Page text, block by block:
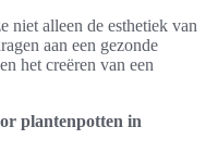
niet alleen de esthetiek van
aan een gezonde
het creëren van een
plantenpotten in